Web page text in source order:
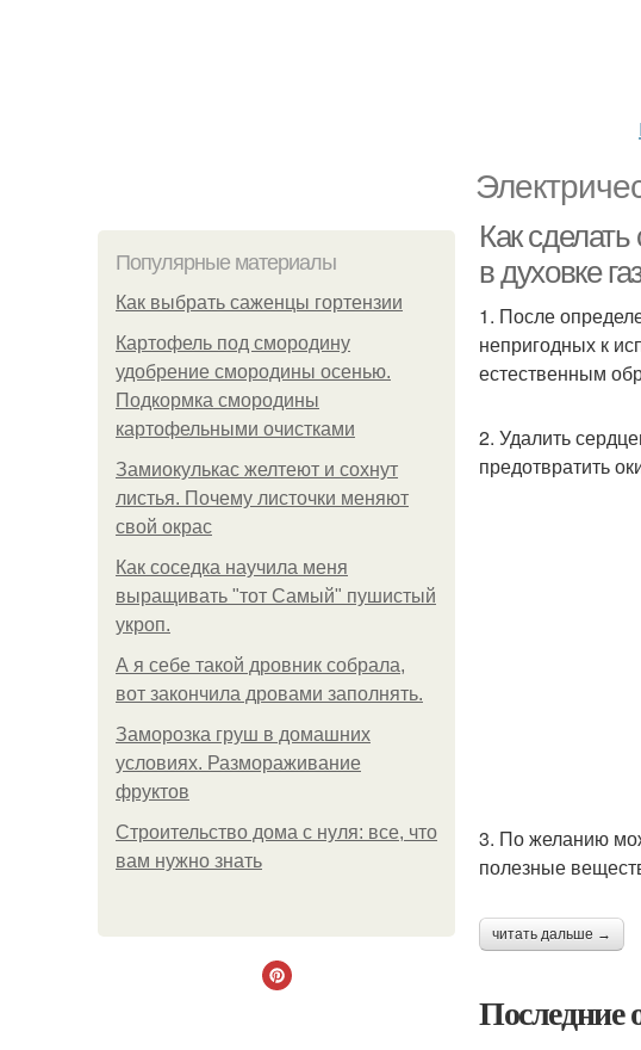
Популярные материалы
Как выбрать саженцы гортензии
Картофель под смородину
удобрение смородины осенью.
Подкормка смородины
картофельными очистками
Замиокулькас желтеют и сохнут
листья. Почему листочки меняют
свой окрас
Как соседка научила меня
выращивать "тот Самый" пушистый
укроп.
А я себе такой дровник собрала,
вот закончила дровами заполнять.
Заморозка груш в домашних
условиях. Размораживание
фруктов
Строительство дома с нуля: все, что
вам нужно знать
Как
в духовке
1. После
непригодных к
естественным
2. Удалить
предотвратить
3. По желанию
полезные
читать дальше →
Последние